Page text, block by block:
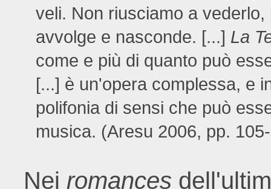
veli. Non riusciamo a
avvolge e nasconde. [...] La
come e più di quanto può
[...] è un'opera complessa, e
polifonia di sensi che può
musica. (Aresu 2006, pp.
Nei romances